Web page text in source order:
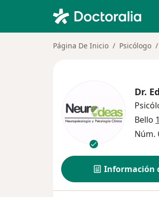
Página De Inicio Psicólogo
Dr.
Bello
Núm.
Información